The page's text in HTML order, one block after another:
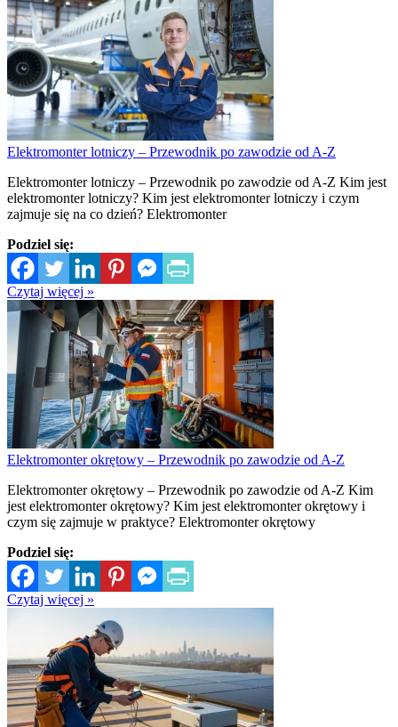
Elektromonter lotniczy – Przewodnik po zawodzie od A-Z
Elektromonter lotniczy – Przewodnik po zawodzie od A-Z Kim jest
elektromonter lotniczy? Kim jest elektromonter lotniczy i czym
zajmuje się na co dzień? Elektromonter
Podziel się:
Czytaj więcej »
Elektromonter okrętowy – Przewodnik po zawodzie od A-Z
Elektromonter okrętowy – Przewodnik po zawodzie od A-Z Kim
jest elektromonter okrętowy? Kim jest elektromonter okrętowy i
czym się zajmuje w praktyce? Elektromonter okrętowy
Podziel się:
Czytaj więcej »